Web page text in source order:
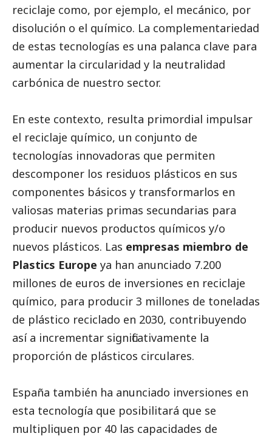
reciclaje como, por ejemplo, el mecánico, por
disolución o el químico. La complementariedad
de estas tecnologías es una palanca clave para
aumentar la circularidad y la neutralidad
carbónica de nuestro sector.
En este contexto, resulta primordial impulsar
el reciclaje químico, un conjunto de
tecnologías innovadoras que permiten
descomponer los residuos plásticos en sus
componentes básicos y transformarlos en
valiosas materias primas secundarias para
producir nuevos productos químicos y/o
nuevos plásticos. Las empresas miembro de
Plastics Europe ya han anunciado 7.200
millones de euros de inversiones en reciclaje
químico, para producir 3 millones de toneladas
de plástico reciclado en 2030, contribuyendo
así a incrementar significativamente la
proporción de plásticos circulares.
España también ha anunciado inversiones en
esta tecnología que posibilitará que se
multipliquen por 40 las capacidades de